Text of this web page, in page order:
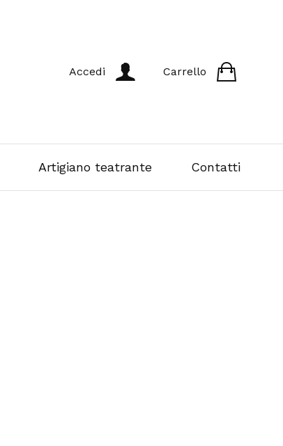
Accedi Carrello
Artigiano teatrante Contatti